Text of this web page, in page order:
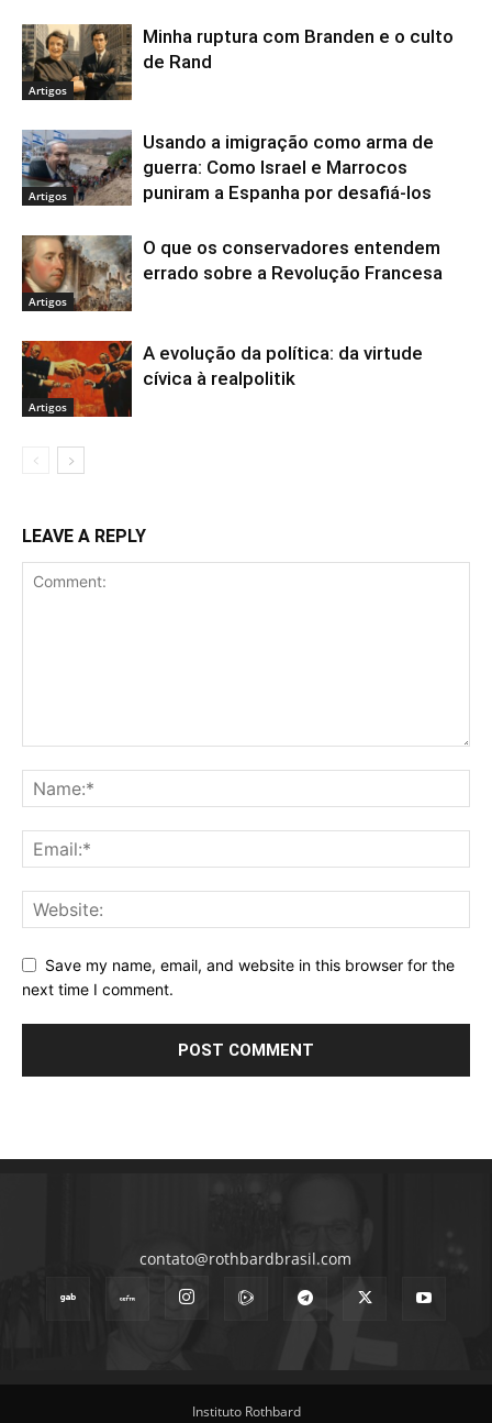
Artigos
Minha ruptura com Branden e o culto
de Rand
Artigos
Usando a imigração como arma de
guerra: Como Israel e Marrocos
puniram a Espanha por desafiá-los
Artigos
O que os conservadores entendem
errado sobre a Revolução Francesa
Artigos
A evolução da política: da virtude
cívica à realpolitik
LEAVE A REPLY
Save my name, email, and website in this browser for the
next time I comment.
contato@rothbardbrasil.com
Instituto Rothbard